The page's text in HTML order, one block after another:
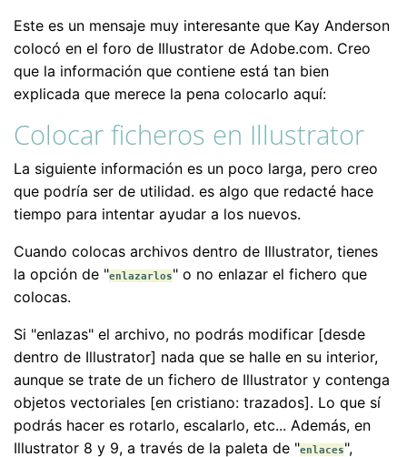
Este es un mensaje muy interesante que Kay Anderson
colocó en el foro de Illustrator de Adobe.com. Creo
que la información que contiene está tan bien
explicada que merece la pena colocarlo aquí:
Colocar ficheros en Illustrator
La siguiente información es un poco larga, pero creo
que podría ser de utilidad. es algo que redacté hace
tiempo para intentar ayudar a los nuevos.
Cuando colocas archivos dentro de Illustrator, tienes
la opción de "enlazarlos" o no enlazar el fichero que
colocas.
Si "enlazas" el archivo, no podrás modificar [desde
dentro de Illustrator] nada que se halle en su interior,
aunque se trate de un fichero de Illustrator y contenga
objetos vectoriales [en cristiano: trazados]. Lo que sí
podrás hacer es rotarlo, escalarlo, etc... Además, en
Illustrator 8 y 9, a través de la paleta de "enlaces",